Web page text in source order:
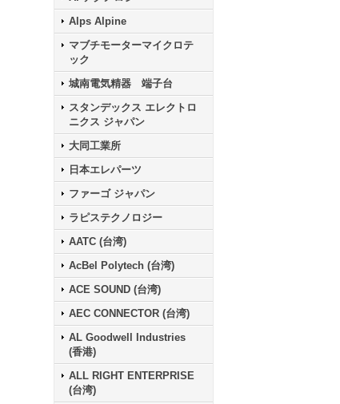
Alps Alpine
マブチモーターマイクロテ
ック
城南電気精器 端子台
スタンデックス エレクトロ
ニクス ジャパン
大同工業所
日本エレパーツ
ファーゴ ジャパン
ラピステクノロジー
AATC (台湾)
AcBel Polytech (台湾)
ACE SOUND (台湾)
AEC CONNECTOR (台湾)
AL Goodwell Industries
(香港)
ALL RIGHT ENTERPRISE
(台湾)